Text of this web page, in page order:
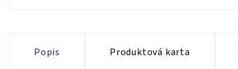
Popis Produktová karta